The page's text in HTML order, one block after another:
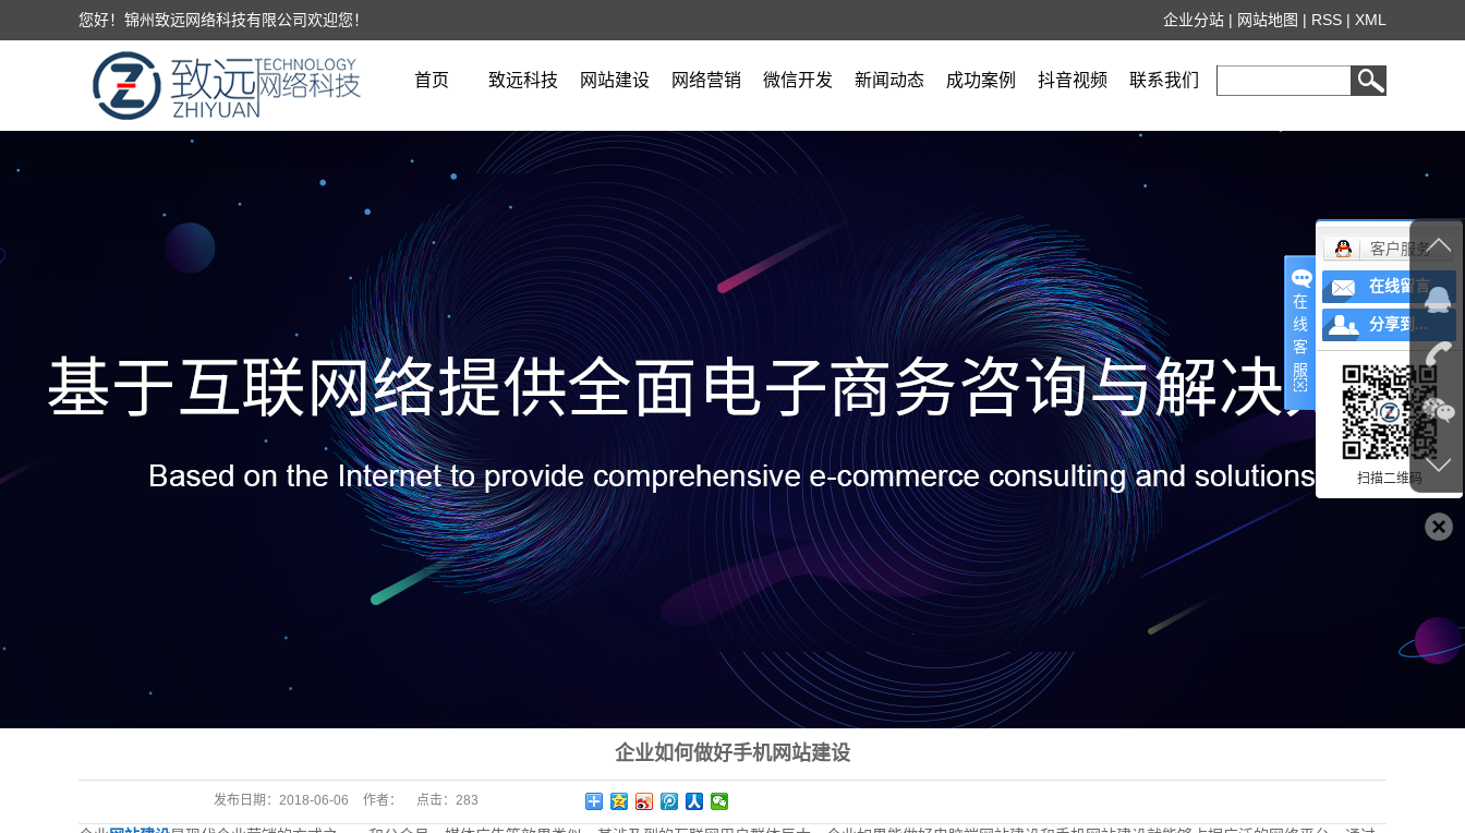
您好！锦州致远网络科技有限公司欢迎您！ 企业分站 | 网站地图 | RSS | XML
首页 致远科技
公司简介
营业执照
网站建设 网络营销 微信开发 新闻动态
公司新闻
成功案例 抖音视频 联系我们
企业如何做好手机网站建设
发布日期： 2018-06-06 作者： 点击： 283
在
线
客
服
客户服务
在线留言
分享到...
扫描二维码